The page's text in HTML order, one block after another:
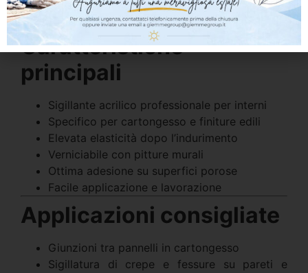
risultato perfettamente integrato.
Caratteristiche
principali
Sigillante acrilico professionale per interni
Specifico per cartongesso e finiture edili
Elevata elasticità dopo l’indurimento
Verniciabile con pitture murali
Ottima adesione su superfici porose
Facile applicazione e lavorazione
Applicazioni consigliate
Giunzioni tra pannelli in cartongesso
Sigillatura di crepe e fessure su pareti e